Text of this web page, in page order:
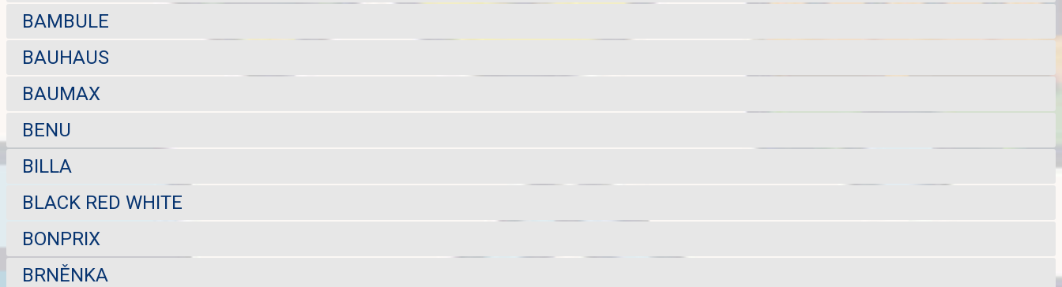
BAMBULE
BAUHAUS
BAUMAX
BENU
BILLA
BLACK RED WHITE
BONPRIX
BRNĚNKA